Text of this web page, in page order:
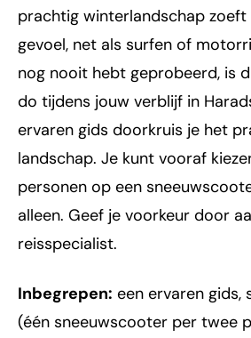
prachtig winterlandschap zoeft
gevoel, net als surfen of
nog nooit hebt geprobeerd, is
do tijdens jouw verblijf in
ervaren gids doorkruis je het
landschap. Je kunt vooraf
personen op een
alleen. Geef je voorkeur door
reisspecialist.
Inbegrepen: een ervaren gids,
(één sneeuwscooter per twee